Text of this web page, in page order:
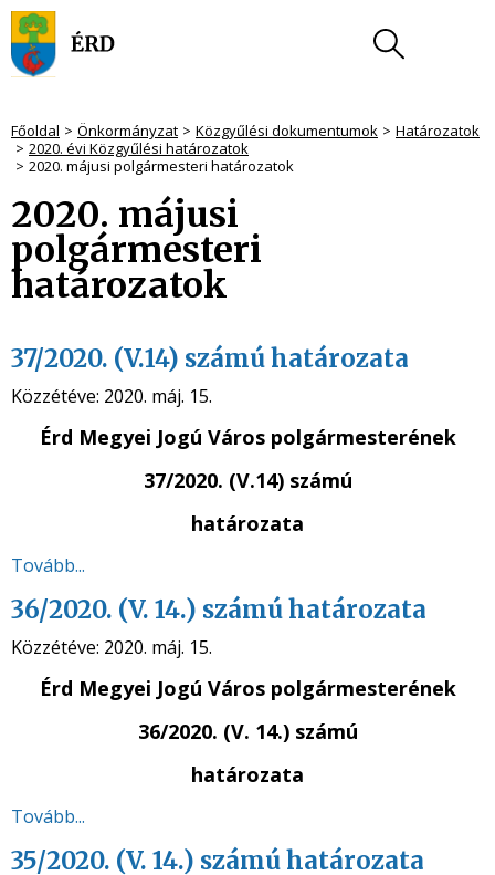
Főoldal Önkormányzat Közgyűlési dokumentumok
Határozatok
2020. évi Közgyűlési határozatok
2020. májusi polgármesteri határozatok
2020. májusi
polgármesteri
határozatok
37/2020. (V.14) számú határozata
Közzétéve: 2020. máj. 15.
Érd Megyei Jogú Város polgármesterének
37/2020. (V.14) számú
határozata
Tovább...
36/2020. (V. 14.) számú határozata
Közzétéve: 2020. máj. 15.
Érd Megyei Jogú Város polgármesterének
36/2020. (V. 14.) számú
határozata
Tovább...
35/2020. (V. 14.) számú határozata